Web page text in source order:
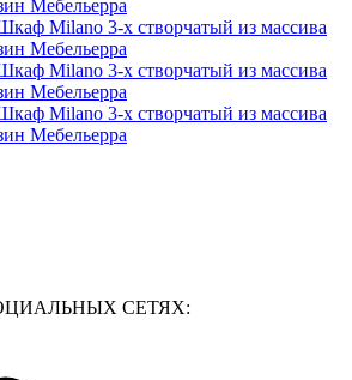
СЕТЯХ: